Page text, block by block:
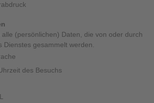
(persönlichen) Daten, die von oder durch
Dienstes gesammelt werden.
des Besuchs